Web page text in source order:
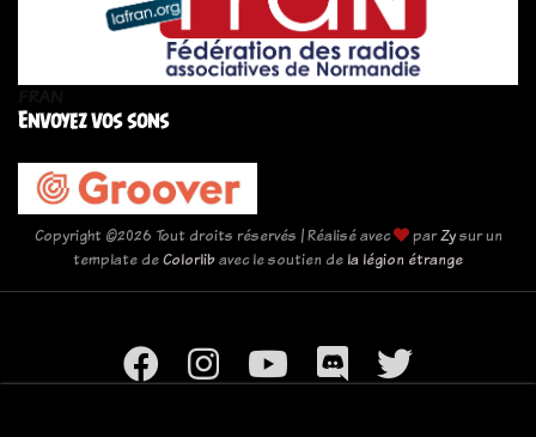
Envoyez vos sons
Copyright ©2026 Tout droits réservés | Réalisé avec parZysur un
template deColorlibavec le soutien de la légion étrange